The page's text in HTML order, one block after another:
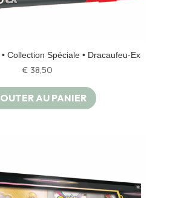
Collection Spéciale • Dracaufeu-Ex
€ 38,50
AU PANIER